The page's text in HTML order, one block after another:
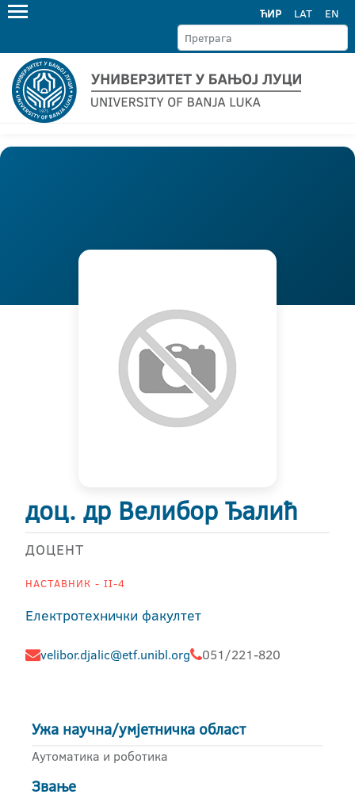
ЋИР LAT EN
доц. др Велибор Ђалић
ДОЦЕНТ
НАСТАВНИК - II-4
Електротехнички факултет
velibor.djalic@etf.unibl.org 051/221-820
Ужа научна/умјетничка област
Аутоматика и роботика
Звање